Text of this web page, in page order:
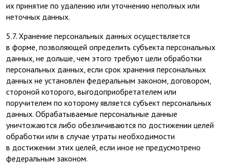
их принятие по удалению или уточнению неполных или
неточных данных.
5.7. Хранение персональных данных осуществляется
в форме, позволяющей определить субъекта персональных
данных, не дольше, чем этого требуют цели обработки
персональных данных, если срок хранения персональных
данных не установлен федеральным законом, договором,
стороной которого, выгодоприобретателем или
поручителем по которому является субъект персональных
данных. Обрабатываемые персональные данные
уничтожаются либо обезличиваются по достижении целей
обработки или в случае утраты необходимости
в достижении этих целей, если иное не предусмотрено
федеральным законом.